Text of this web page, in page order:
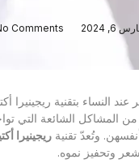
6, 2024
Comments
من المشاكل الشائعة التي
وتُعدّ تقنية ريجينيرا
وتحفيز نموه.